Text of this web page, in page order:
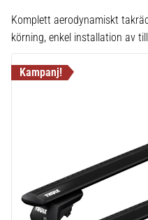
Komplett aerodynamiskt
körning, enkel installation av